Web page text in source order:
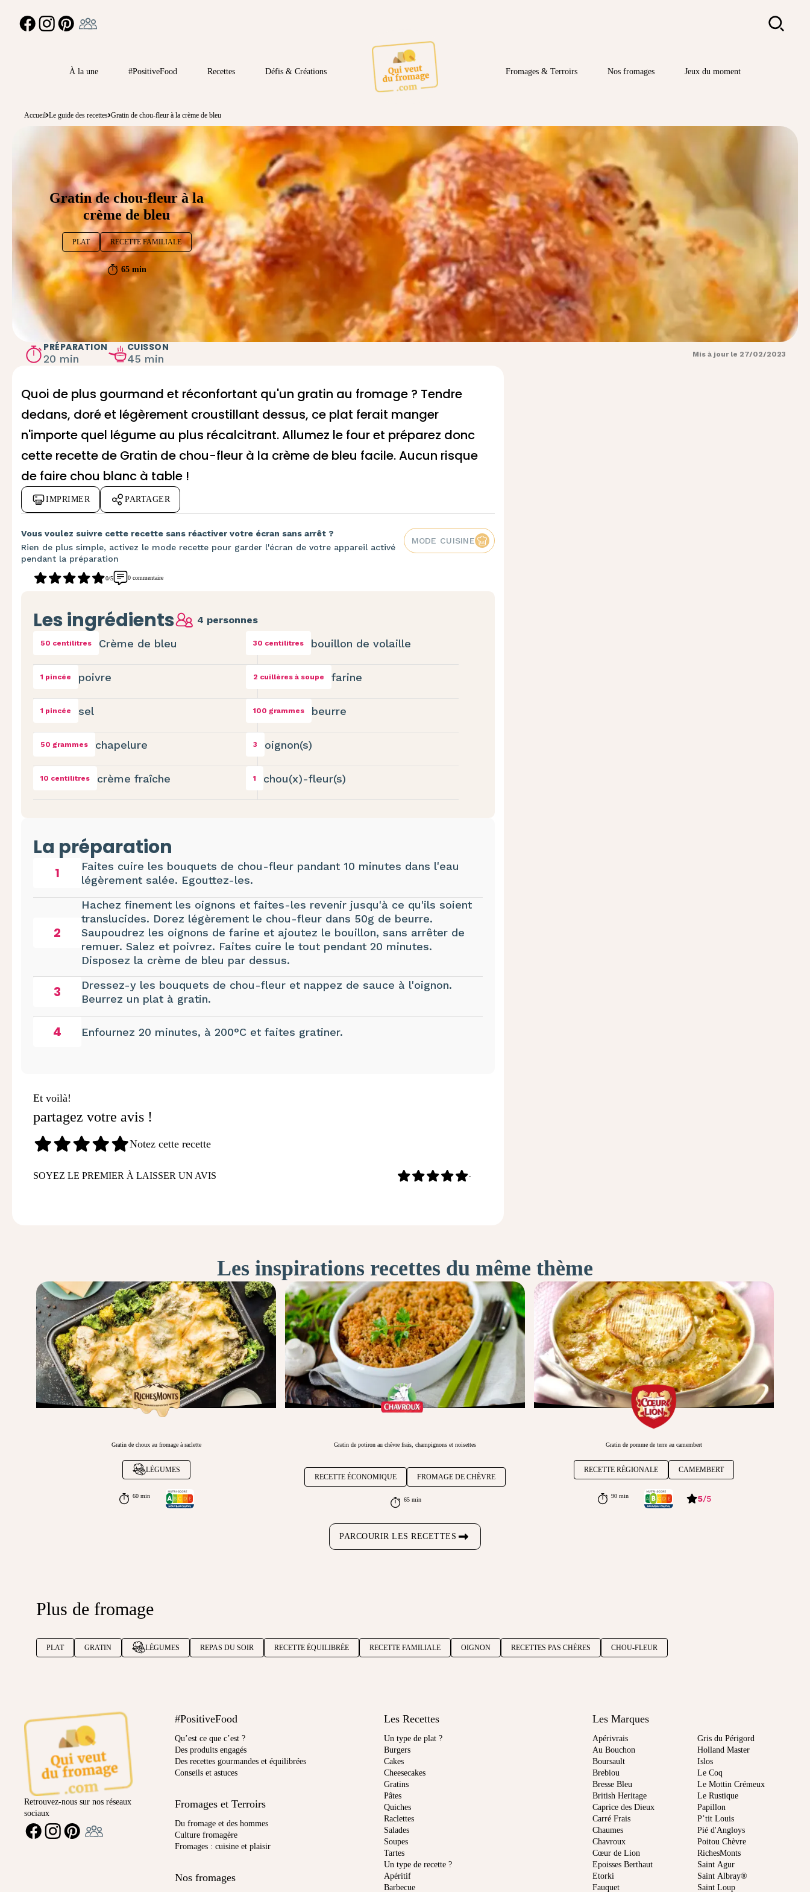
FACEBOOKINSTAGRAMPINTEREST Rechercher
À la une #PositiveFood Recettes Défis & Créations Fromages & Terroirs Nos fromages Jeux du moment
Accueil Le guide des recettes Gratin de chou-fleur à la crème de bleu
Gratin de chou-fleur à la
crème de bleu
PLAT RECETTE FAMILIALE
65 min
PRÉPARATION
20 min
CUISSON
45 min Mis à jour le 27/02/2023
Quoi de plus gourmand et réconfortant qu'un gratin au fromage ? Tendre
dedans, doré et légèrement croustillant dessus, ce plat ferait manger
n'importe quel légume au plus récalcitrant. Allumez le four et préparez donc
cette recette de Gratin de chou-fleur à la crème de bleu facile. Aucun risque
de faire chou blanc à table !
IMPRIMER PARTAGER
Vous voulez suivre cette recette sans réactiver votre écran sans arrêt ?
Rien de plus simple, activez le mode recette pour garder l'écran de votre appareil activé
pendant la préparation
MODE CUISINE
0/5 0 commentaire
Les ingrédients 4 personnes
50 centilitres Crème de bleu
1 pincée poivre
1 pincée sel
50 grammes chapelure
10 centilitres crème fraîche
30 centilitres bouillon de volaille
2 cuillères à soupe farine
100 grammes beurre
3 oignon(s)
1 chou(x)-fleur(s)
La préparation
1
Faites cuire les bouquets de chou-fleur pandant 10 minutes dans l'eau
légèrement salée. Egouttez-les.
2
Hachez finement les oignons et faites-les revenir jusqu'à ce qu'ils soient
translucides. Dorez légèrement le chou-fleur dans 50g de beurre.
Saupoudrez les oignons de farine et ajoutez le bouillon, sans arrêter de
remuer. Salez et poivrez. Faites cuire le tout pendant 20 minutes.
Disposez la crème de bleu par dessus.
3
Dressez-y les bouquets de chou-fleur et nappez de sauce à l'oignon.
Beurrez un plat à gratin.
4 Enfournez 20 minutes, à 200°C et faites gratiner.
Et voilà!
partagez votre avis !
Notez cette recette
SOYEZ LE PREMIER À LAISSER UN AVIS -
Les inspirations recettes du même thème
Gratin de choux au fromage à raclette
LÉGUMES
60 min
Gratin de potiron au chèvre frais, champignons et noisettes
RECETTE ÉCONOMIQUE FROMAGE DE CHÈVRE
65 min
Gratin de pomme de terre au camembert
RECETTE RÉGIONALE CAMEMBERT
90 min 5/5
PARCOURIR LES RECETTES
Plus de fromage
PLAT GRATIN LÉGUMES REPAS DU SOIR RECETTE ÉQUILIBRÉE RECETTE FAMILIALE OIGNON RECETTES PAS CHÈRES CHOU-FLEUR
Retrouvez-nous sur nos réseaux
sociaux
FACEBOOKINSTAGRAMPINTEREST
#PositiveFood
Qu’est ce que c’est ?
Des produits engagés
Des recettes gourmandes et équilibrées
Conseils et astuces
Fromages et Terroirs
Du fromage et des hommes
Culture fromagère
Fromages : cuisine et plaisir
Nos fromages
Les Recettes
Un type de plat ?
Burgers
Cakes
Cheesecakes
Gratins
Pâtes
Quiches
Raclettes
Salades
Soupes
Tartes
Un type de recette ?
Apéritif
Barbecue
Les Marques
Apérivrais
Au Bouchon
Boursault
Brebiou
Bresse Bleu
British Heritage
Caprice des Dieux
Carré Frais
Chaumes
Chavroux
Cœur de Lion
Epoisses Berthaut
Etorki
Fauquet
Gris du Périgord
Holland Master
Islos
Le Coq
Le Mottin Crémeux
Le Rustique
Papillon
P’tit Louis
Pié d'Angloys
Poitou Chèvre
RichesMonts
Saint Agur
Saint Albray®
Saint Loup